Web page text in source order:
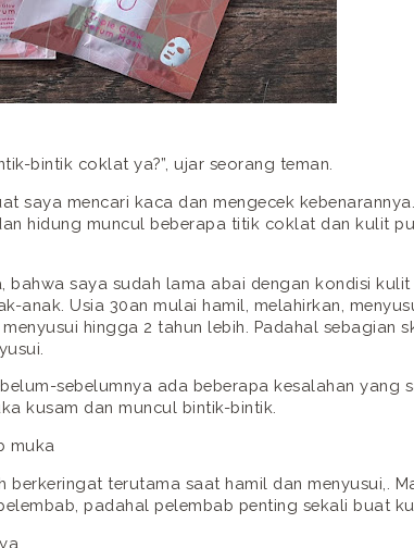
bintik coklat ya?”, ujar seorang teman.
saya mencari kaca dan mengecek kebenarannya.
hidung muncul beberapa titik coklat dan kulit
bahwa saya sudah lama abai dengan kondisi kulit
anak. Usia 30an mulai hamil, melahirkan,
hingga 2 tahun lebih. Padahal sebagian
sebelumnya ada beberapa kesalahan yang
kusam dan muncul bintik-bintik.
muka
berkeringat terutama saat hamil dan menyusui,.
padahal pelembab penting sekali buat